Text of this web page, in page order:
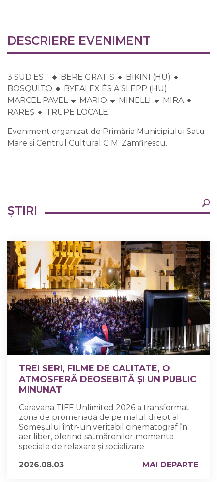
DESCRIERE EVENIMENT
3 SUD EST 🔸 BERE GRATIS 🔸 BIKINI (HU) 🔸
BOSQUITO 🔸 BYEALEX ÉS A SLEPP (HU) 🔸
MARCEL PAVEL 🔸 MARIO 🔸 MINELLI 🔸 MIRA 🔸
RAREȘ 🔸 TRUPE LOCALE
Eveniment organizat de Primăria Municipiului Satu
Mare și Centrul Cultural G.M. Zamfirescu.
Ultimele Oricând ×
ȘTIRI
TREI SERI, FILME DE CALITATE, O
ATMOSFERĂ DEOSEBITĂ ȘI UN PUBLIC
MINUNAT
Caravana TIFF Unlimited 2026 a transformat
zona de promenadă de pe malul drept al
Someșului într-un veritabil cinematograf în
aer liber, oferind sătmărenilor momente
speciale de relaxare și socializare.
2026.08.03
MAI DEPARTE